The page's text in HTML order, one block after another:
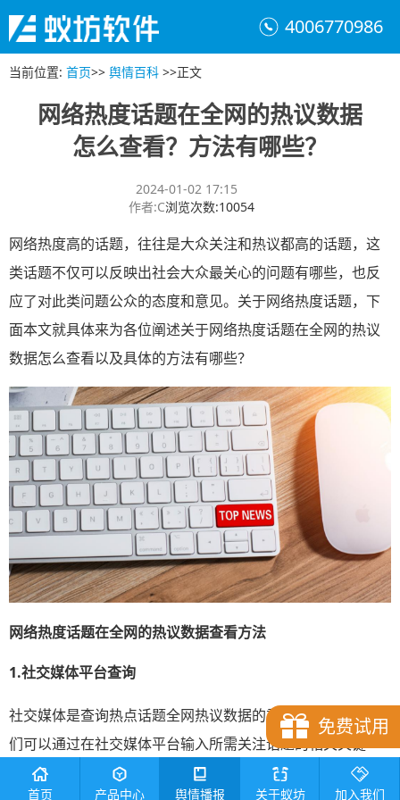
4006770986
当前位置: 首页>> 舆情百科 >>正文
网络热度话题在全网的热议数据
怎么查看？方法有哪些？
2024-01-02 17:15
作者:C浏览次数:10054
网络热度高的话题，往往是大众关注和热议都高的话题，这
类话题不仅可以反映出社会大众最关心的问题有哪些，也反
应了对此类问题公众的态度和意见。关于网络热度话题，下
面本文就具体来为各位阐述关于网络热度话题在全网的热议
数据怎么查看以及具体的方法有哪些？
网络热度话题在全网的热议数据查看方法
1.社交媒体平台查询
社交媒体是查询热点话题全网热议数据的重要途径之一，我
们可以通过在社交媒体平台输入所需关注话题的相关关键
词，可以从搜索结果中了解到不同人群对该话题的讨论和看
免费试用
首页 产品中心 舆情播报 关于蚁坊 加入我们